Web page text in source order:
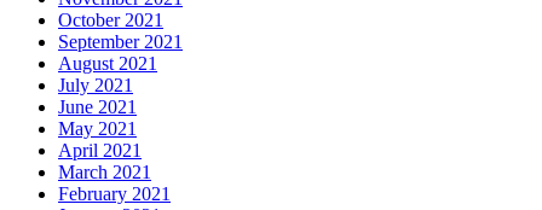
October 2021
September 2021
August 2021
July 2021
June 2021
May 2021
April 2021
March 2021
February 2021